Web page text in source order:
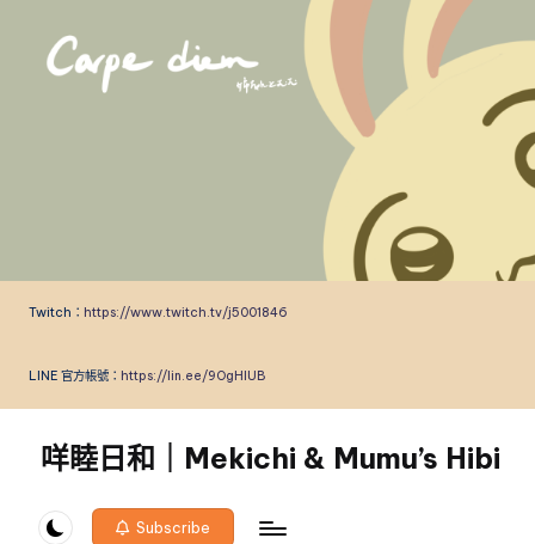
Twitch： https://www.twitch.tv/j5001846
LINE 官方帳號： https://lin.ee/9OgHlUB
咩睦日和｜Mekichi & Mumu’s Hibi
diem!
Subscribe